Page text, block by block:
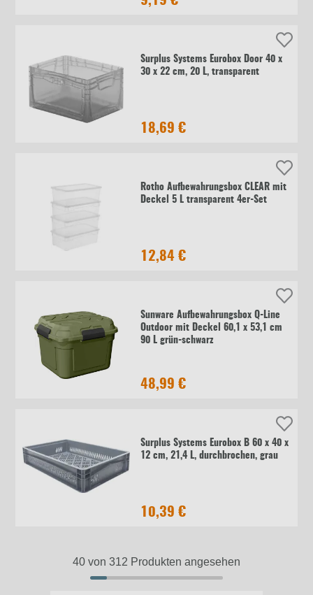
Surplus Systems Eurobox Door 40 x
30 x 22 cm, 20 L, transparent
18,69 €
Rotho Aufbewahrungsbox CLEAR mit
Deckel 5 L transparent 4er-Set
12,84 €
Sunware Aufbewahrungsbox Q-Line
Outdoor mit Deckel 60,1 x 53,1 cm
90 L grün-schwarz
48,99 €
Surplus Systems Eurobox B 60 x 40 x
12 cm, 21,4 L, durchbrochen, grau
10,39 €
40 von 312 Produkten angesehen